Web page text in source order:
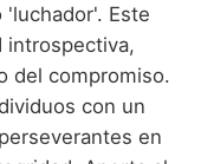
Este
introspectiva,
del compromiso.
con un
en